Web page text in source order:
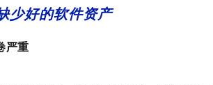
少好的软件资产
严重